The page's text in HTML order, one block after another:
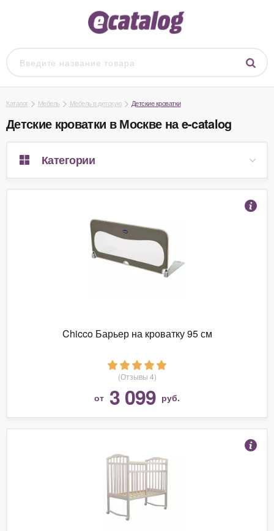
Каталог Мебель Мебель в детскую Детские кроватки
Детские кроватки в Москве на e-catalog
Категории
Chicco Барьер на кроватку 95 см
(Отзывы 4)
от 3 099 руб.